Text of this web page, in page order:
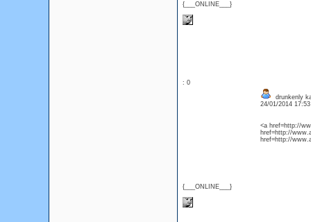
{___ONLINE___}
: 0
{___ONLINE___}
drunkenly
24/01/2014
<a href=http://
href=http://
href=http://